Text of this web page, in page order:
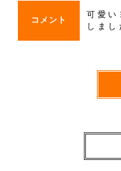
コメント
可愛い
しまし